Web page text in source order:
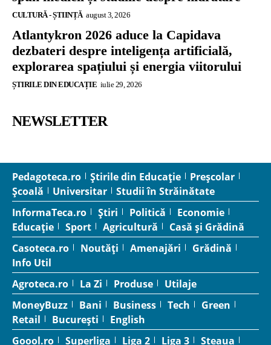
CULTURĂ - ȘTIINȚĂ august 3, 2026
Atlantykron 2026 aduce la Capidava
dezbateri despre inteligența artificială,
explorarea spațiului și energia viitorului
ȘTIRILE DIN EDUCAȚIE iulie 29, 2026
NEWSLETTER
Pedagoteca.ro Știrile din Educație
Preșcolar
Școală
Universitar
Studii în Străinătate
InformaTeca.ro
Știri Politică
Economie
Educație
Sport Agricultură
Casă și Grădină
Casoteca.ro
Noutăți Amenajări
Grădină
Info Util
Agroteca.ro
La Zi Produse
Utilaje
MoneyBuzz
Bani Business Tech
Green
Retail
București
English
Goool.ro
Superliga Liga 2 Liga 3 Steaua